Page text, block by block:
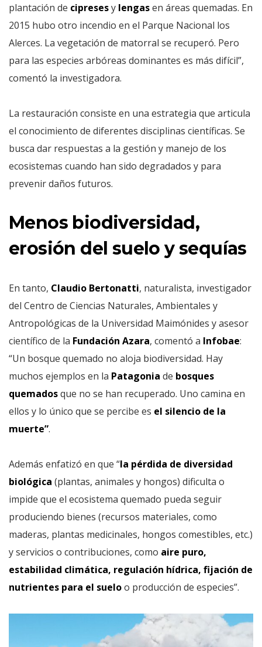
plantación de cipresesy lengasen áreas quemadas. En
2015 hubo otro incendio en el Parque Nacional los
Alerces. La vegetación de matorral se recuperó. Pero
para las especies arbóreas dominantes es más difícil”,
comentó la investigadora.
La restauración consiste en una estrategia que articula
el conocimiento de diferentes disciplinas científicas. Se
busca dar respuestas a la gestión y manejo de los
ecosistemas cuando han sido degradados y para
prevenir daños futuros.
Menos biodiversidad,
erosión del suelo y sequías
En tanto, Claudio Bertonatti, naturalista, investigador
del Centro de Ciencias Naturales, Ambientales y
Antropológicas de la Universidad Maimónides y asesor
científico de la Fundación Azara, comentó a Infobae:
“Un bosque quemado no aloja biodiversidad. Hay
muchos ejemplos en la Patagonia de bosques
quemadosque no se han recuperado. Uno camina en
ellos y lo único que se percibe es el silencio de la
muerte”.
Además enfatizó en que “la pérdida de diversidad
biológica (plantas, animales y hongos) dificulta o
impide que el ecosistema quemado pueda seguir
produciendo bienes (recursos materiales, como
maderas, plantas medicinales, hongos comestibles, etc.)
y servicios o contribuciones, como aire puro,
estabilidad climática, regulación hídrica, fijación de
nutrientes para el sueloo producción de especies”.